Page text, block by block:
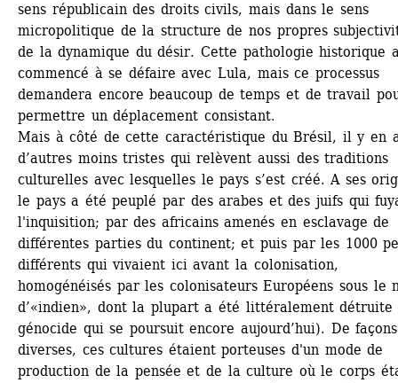
sens républicain des droits civils, mais dans le sens
micropolitique de la structure de nos propres
de la dynamique du désir. Cette pathologie historique
commencé à se défaire avec Lula, mais ce processus
demandera encore beaucoup de temps et de travail
permettre un déplacement consistant.
Mais à côté de cette caractéristique du Brésil, il y en
d’autres moins tristes qui relèvent aussi des traditions
culturelles avec lesquelles le pays s’est créé. A ses
le pays a été peuplé par des arabes et des juifs qui
l'inquisition; par des africains amenés en esclavage de
différentes parties du continent; et puis par les 1000
différents qui vivaient ici avant la colonisation,
homogénéisés par les colonisateurs Européens sous le
d’«indien», dont la plupart a été littéralement détruite
génocide qui se poursuit encore aujourd’hui). De façons
diverses, ces cultures étaient porteuses d'un mode de
production de la pensée et de la culture où le corps